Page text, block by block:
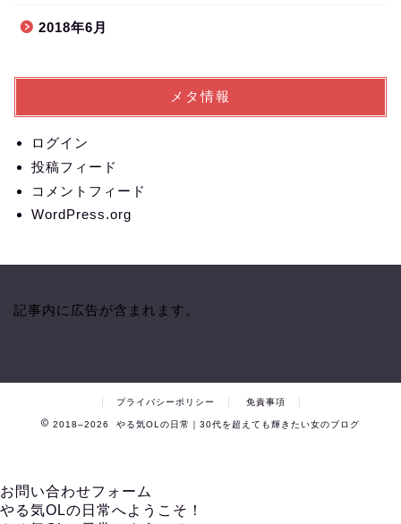
2018年6月
メタ情報
ログイン
投稿フィード
コメントフィード
WordPress.org
記事内に広告が含まれます。
プライバシーポリシー 免責事項
2018–2026 やる気OLの日常｜30代を超えても輝きたい女のブログ
お問い合わせフォーム
やる気OLの日常へようこそ！